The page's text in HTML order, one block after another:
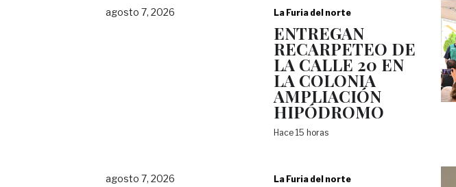
agosto 7, 2026 La Furia del norte
ENTREGAN
RECARPETEO DE
LA CALLE 20 EN
LA COLONIA
AMPLIACIÓN
HIPÓDROMO
Hace 15 horas
agosto 7, 2026 La Furia del norte